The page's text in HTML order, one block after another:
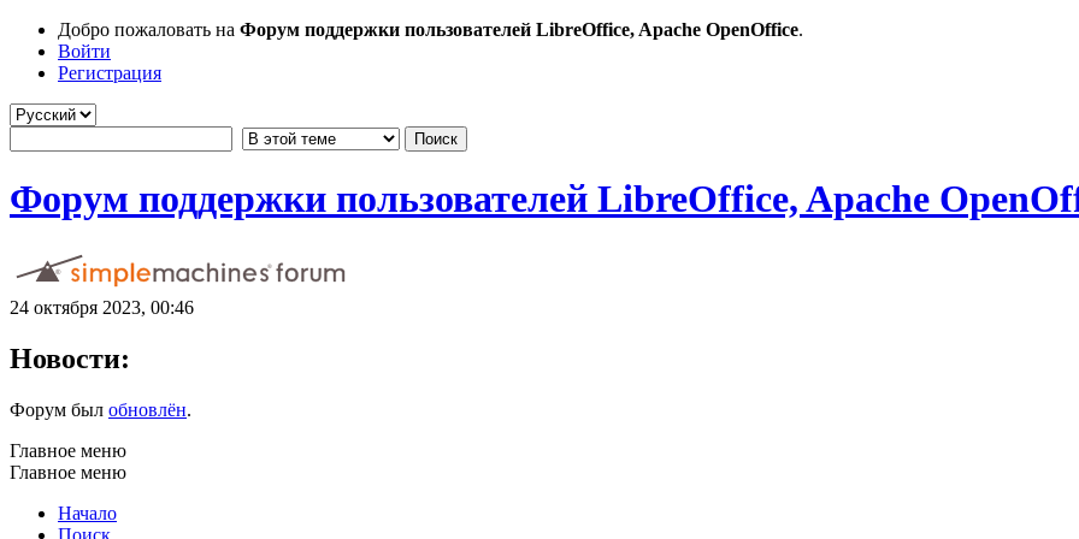
Добро пожаловать на Форум поддержки пользователей LibreOffice, Apache OpenOffice.
Войти
Регистрация
Форум поддержки пользователей LibreOffice, Apache
24 октября 2023, 00:46
Новости:
Форум был обновлён.
Главное меню
Главное меню
Начало
Поиск